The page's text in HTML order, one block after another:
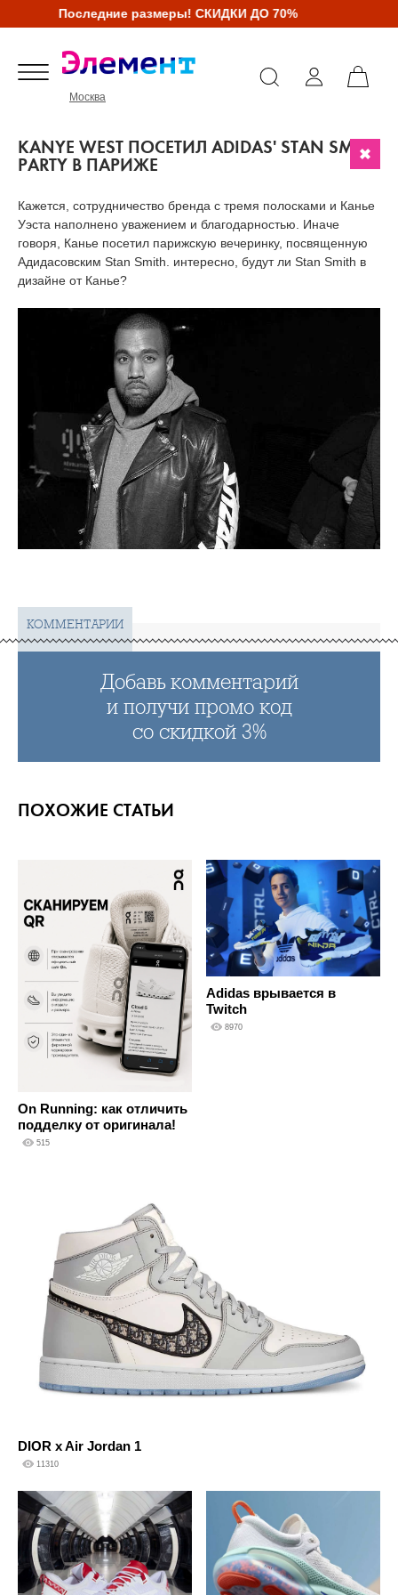
Последние размеры! СКИДКИ ДО 70%
Москва
KANYE WEST ПОСЕТИЛ ADIDAS' STAN SMITH
PARTY В ПАРИЖЕ
Кажется, сотрудничество бренда с тремя полосками и Канье
Уэста наполнено уважением и благодарностью. Иначе
говоря, Канье посетил парижскую вечеринку, посвященную
Адидасовским Stan Smith. интересно, будут ли Stan Smith в
дизайне от Канье?
КОММЕНТАРИИ
Добавь комментарий
и получи промо код
со скидкой 3%
ПОХОЖИЕ СТАТЬИ
On Running: как отличить
подделку от оригинала!
515
Adidas врывается в
Twitch
8970
DIOR x Air Jordan 1
11310